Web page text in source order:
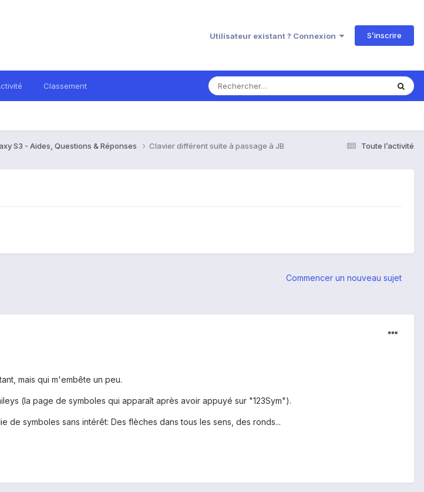
Utilisateur existant ? Connexion S’inscrire
Classement
Toute l’activité
S3 - Aides, Questions & Réponses Clavier différent suite à passage à JB
Commencer un nouveau sujet
mais qui m'embête un peu.
(la page de symboles qui apparaît après avoir appuyé sur "123Sym").
de symboles sans intérêt: Des flèches dans tous les sens, des ronds...